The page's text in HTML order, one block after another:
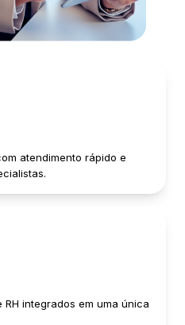
atendimento rápido e
integrados em uma única